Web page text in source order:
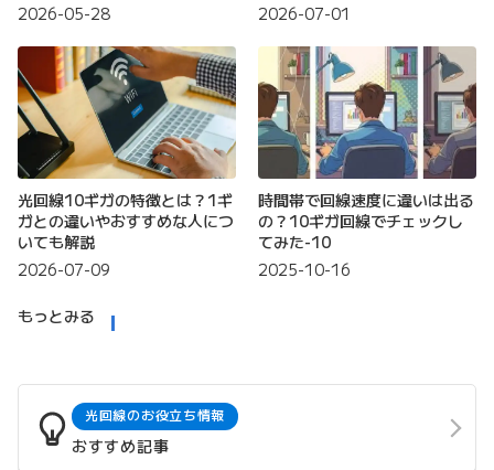
2026-05-28
2026-07-01
光回線10ギガの特徴とは？1ギ
ガとの違いやおすすめな人につ
いても解説
2026-07-09
時間帯で回線速度に違いは出る
の？10ギガ回線でチェックし
てみた-10
2025-10-16
もっとみる
光回線のお役立ち情報
おすすめ記事